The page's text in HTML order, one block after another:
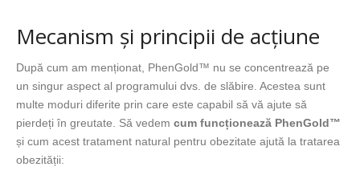
Mecanism și principii de acțiune
După cum am menționat, PhenGold™ nu se concentrează pe
un singur aspect al programului dvs. de slăbire. Acestea sunt
multe moduri diferite prin care este capabil să vă ajute să
pierdeți în greutate. Să vedem cum funcționează PhenGold™
și cum acest tratament natural pentru obezitate ajută la tratarea
obezității: